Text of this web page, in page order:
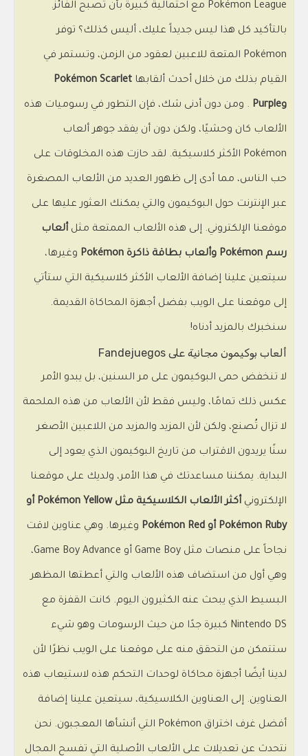
Pokémon League مع احتمالية كبيرة بأن تصبح الفائز.
بالتأكيد كل هذا ليس جديداً عليك، أليس كذلك؟ توفر
Pokémon المتعة للاعبين لعقود من الزمن، وتستمر في
القيام بذلك من خلال أحدث ألقابها Pokémon Scarlet
وPurple . ومن دون أدنى شك، فإن التطور في رسوميات هذه
الألعاب كان وحشيًا، ولكن دون أن يفقد جوهر ألعاب
Pokémon الأكثر كلاسيكية. لقد حازت هذه المخلوقات على
حب الناس، مما أدى إلى ظهور العديد من الألعاب المصغرة
عبر الإنترنت حول البوكيمون والتي يمكنك العثور عليها على
موقعنا الإلكتروني. إلى هذه الألعاب الممتعة مثل ألعاب
رسم Pokémon وألعاب بطاقة ذاكرة Pokémon وغيرها،
سيتعين علينا إضافة الألعاب الأكثر كلاسيكية التي ستأتي
إلى موقعنا على الويب بفضل أجهزة المحاكاة القديمة.
سنخبرك بالمزيد أدناه!
ألعاب بوكيمون مجانية على Fandejuegos
لا تنخفض حمى البوكيمون على مر السنين، بل يبدو الأمر
عكس ذلك تمامًا، وليس فقط لأن الألعاب من هذه الملحمة
لا تزال تُصنع، ولكن لأن المزيد والمزيد من اللاعبين الأصغر
سنًا يريدون الاقتراب من تاريخ البوكيمون الذي يعود إلى
البداية. يمكننا مساعدتك في هذا الأمر، ولديك على موقعنا
الإلكتروني أكثر الألعاب الكلاسيكية مثل Pokémon Yellow أو
Pokémon Ruby أو Pokémon Red وغيرها. وهي عناوين لاقت
نجاحاً على منصات مثل Game Boy أو Game Boy Advance،
وهي أول من استضاف هذه الألعاب والتي أعطتها المظهر
البسيط الذي يبحث عنه الكثيرون اليوم. كانت القفزة مع
Nintendo DS كبيرة جدًا من حيث الرسومات وهو شيء
ستتمكن من التحقق منه على موقعنا على الويب نظرًا لأن
لدينا أيضًا أجهزة محاكاة لوحدات التحكم هذه لاستيعاب هذه
العناوين. إلى العناوين الكلاسيكية، سيتعين علينا إضافة
أفضل غرف اختراق Pokémon التي أنشأها المعجبون. نحن
نتحدث عن تعديلات على الألعاب الأصلية التي تفسح المجال